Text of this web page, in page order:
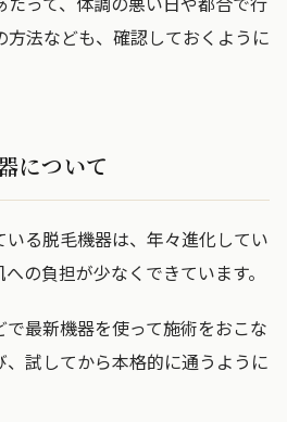
方法なども、確認しておくように
について
る脱毛機器は、年々進化してい
の負担が少なくできています。
最新機器を使って施術をおこな
、試してから本格的に通うように